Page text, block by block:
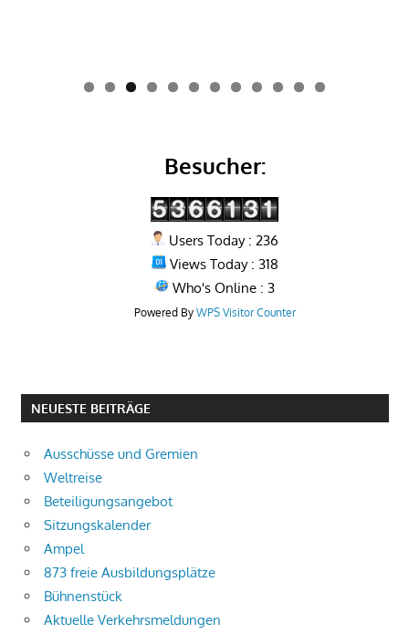
0 1 2
Besucher:
Users Today : 236
Views Today : 318
Who's Online : 3
Powered By WPS Visitor Counter
NEUESTE BEITRÄGE
Ausschüsse und Gremien
Weltreise
Beteiligungsangebot
Sitzungskalender
Ampel
873 freie Ausbildungsplätze
Bühnenstück
Aktuelle Verkehrsmeldungen